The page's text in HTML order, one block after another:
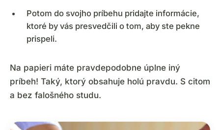
Potom do svojho príbehu pridajte informácie,
ktoré by vás presvedčili o tom, aby ste pekne
prispeli.
Na papieri máte pravdepodobne úplne iný
príbeh! Taký, ktorý obsahuje holú pravdu. S citom
a bez falošného studu.